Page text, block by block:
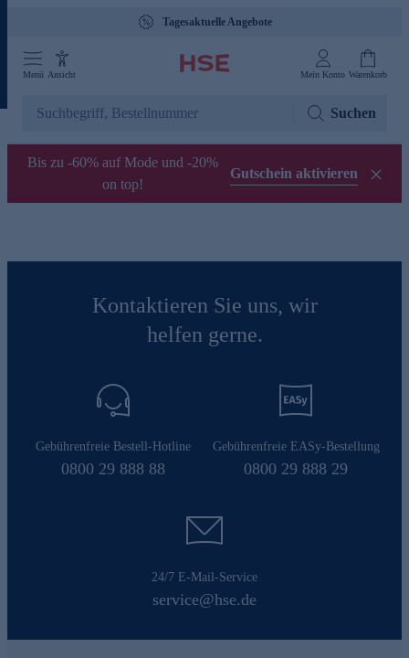
Tagesaktuelle Angebote
Menü Ansicht Mein Konto Warenkorb
Suchen
Bis zu -60% auf Mode und -20%
on top!
Gutschein aktivieren
Kontaktieren Sie uns, wir
helfen gerne.
Gebührenfreie Bestell-Hotline
0800 29 888 88
Gebührenfreie EASy-Bestellung
0800 29 888 29
24/7 E-Mail-Service
service@hse.de